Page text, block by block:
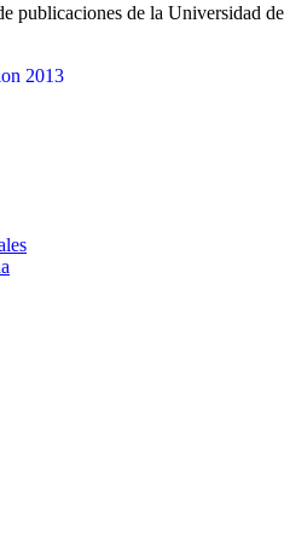
publicaciones de la Universidad